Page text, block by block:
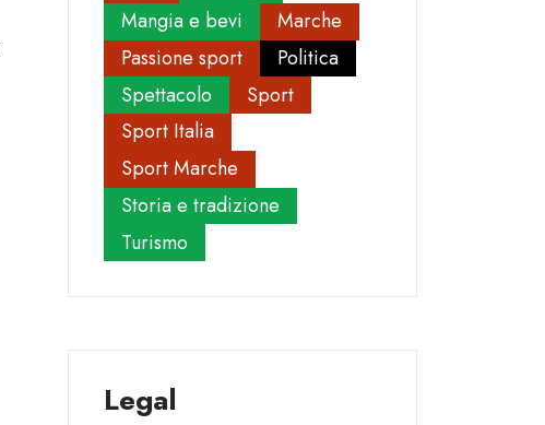
Mangia e bevi
Marche
Passione sport
Politica
Spettacolo
Sport
Sport Italia
Sport Marche
Storia e tradizione
Turismo
Legal